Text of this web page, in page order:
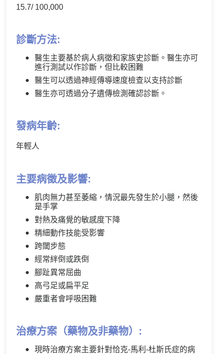
15.7/ 100,000
診斷方法:
醫生主要基於病人病徵和家族史診斷。醫生亦可
進行測試以作診斷，但比較困難
醫生可以透過神經傳導速度檢查以支持診斷
醫生亦可透過分子遺傳檢測確認診斷。
發病年齡:
年輕人
主要病徵及影響:
肌肉無力甚至萎縮，情況最先發生於小腿，然後
是手掌
對熱及痛覺的敏感度下降
精細動作技能受影響
跨閾步態
經常絆倒或跌倒
腳趾異常屈曲
高弓足或扁平足
嚴重者會呼吸困難
治療方案（藥物及非藥物）:
現時治療方案主要針對恰克-馬利-杜斯氏症的病